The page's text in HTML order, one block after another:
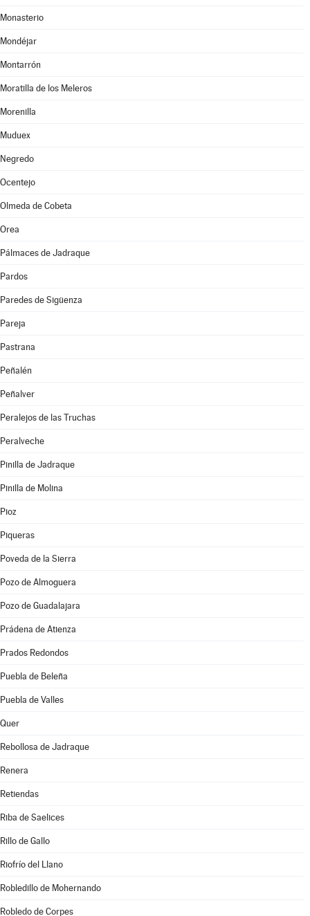
Monasterio
Mondéjar
Montarrón
Moratilla de los Meleros
Morenilla
Muduex
Negredo
Ocentejo
Olmeda de Cobeta
Orea
Pálmaces de Jadraque
Pardos
Paredes de Sigüenza
Pareja
Pastrana
Peñalén
Peñalver
Peralejos de las Truchas
Peralveche
Pinilla de Jadraque
Pinilla de Molina
Pioz
Piqueras
Poveda de la Sierra
Pozo de Almoguera
Pozo de Guadalajara
Prádena de Atienza
Prados Redondos
Puebla de Beleña
Puebla de Valles
Quer
Rebollosa de Jadraque
Renera
Retiendas
Riba de Saelices
Rillo de Gallo
Riofrío del Llano
Robledillo de Mohernando
Robledo de Corpes